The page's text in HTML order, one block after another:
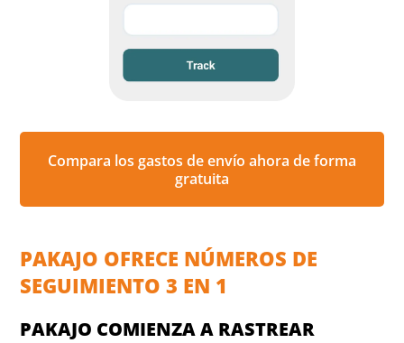
Compara los gastos de envío ahora de forma
gratuita
PAKAJO OFRECE NÚMEROS DE
SEGUIMIENTO 3 EN 1
PAKAJO COMIENZA A RASTREAR